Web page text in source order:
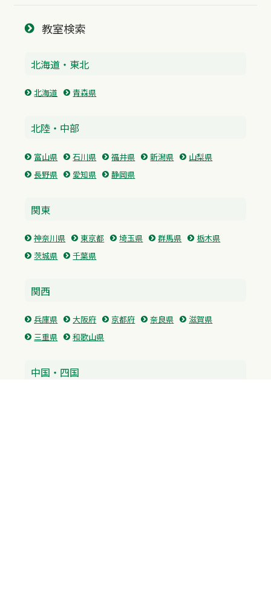
教室検索
北海道・東北
北海道 青森県
北陸・中部
富山県 石川県 福井県 新潟県
山梨県
長野県
愛知県 静岡県
関東
神奈川県 東京都 埼玉県 群馬県
栃木県
茨城県
千葉県
関西
兵庫県 大阪府 京都府 奈良県
滋賀県
三重県
和歌山県
中国・四国